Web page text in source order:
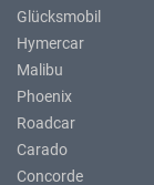
Glücksmobil
Hymercar
Malibu
Phoenix
Roadcar
Carado
Concorde